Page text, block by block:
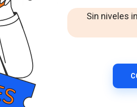
la interacción con losclientes a través de
entodoelmundo.
Messaging
la mensajeríaempresarial de
con multimedia e interactividad.
(VoIP Gateway)
VoIP global único para llamadas de negocios
Sin niveles